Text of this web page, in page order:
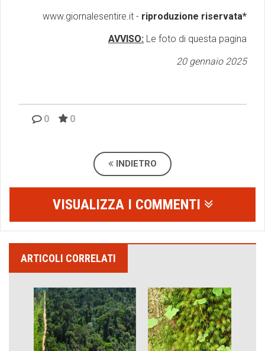
www.giornalesentire.it - riproduzione riservata*
AVVISO: Le foto di questa pagina
20 gennaio 2025
0 0
INDIETRO
VISUALIZZA I COMMENTI
ARTICOLI CORRELATI
Come difendere la pelle dal sole
Proteggersi, sempre
Hotels, B&B e Ristoranti... 10 & lode